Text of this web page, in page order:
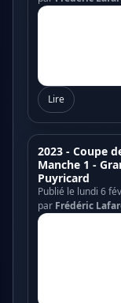
Lire
2023 - Coupe
Manche 1 -
Puyricard
Publié le lundi 6
par Frédéric